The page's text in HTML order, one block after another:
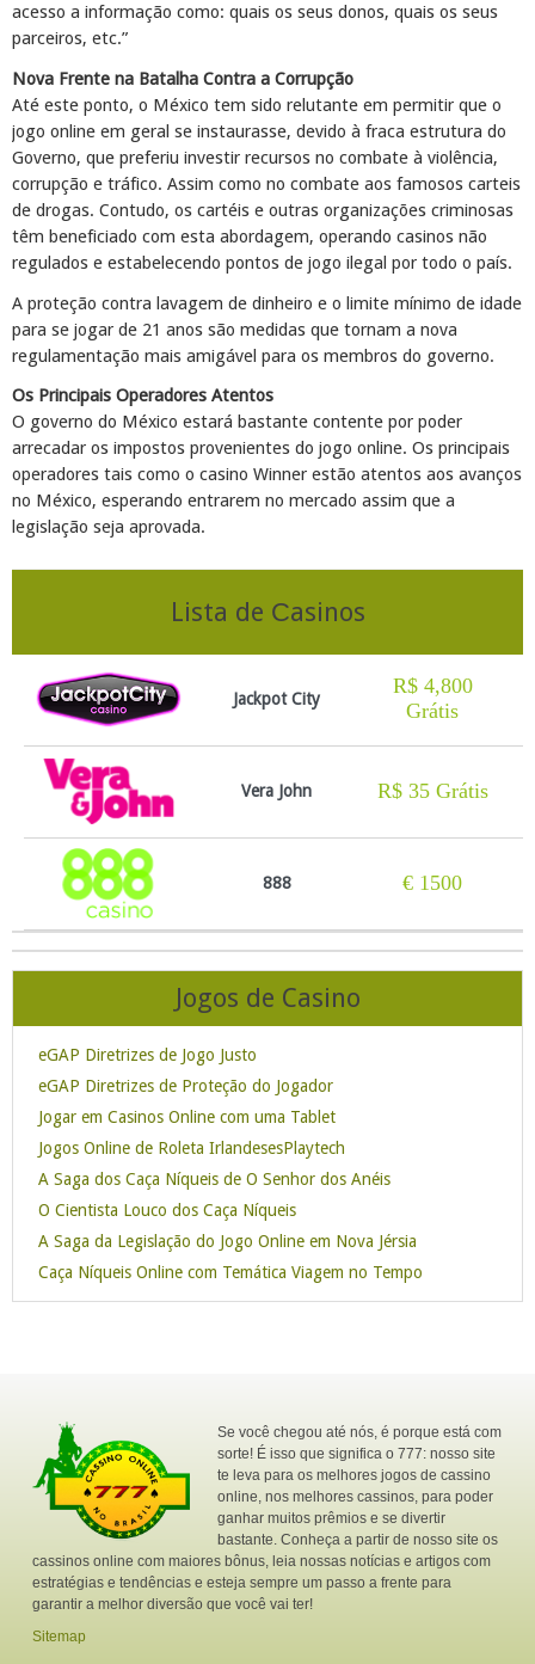
acesso a informação como: quais os seus donos, quais os seus
parceiros, etc.”
Nova Frente na Batalha Contra a Corrupção
Até este ponto, o México tem sido relutante em permitir que o
jogo online em geral se instaurasse, devido à fraca estrutura do
Governo, que preferiu investir recursos no combate à violência,
corrupção e tráfico. Assim como no combate aos famosos carteis
de drogas. Contudo, os cartéis e outras organizações criminosas
têm beneficiado com esta abordagem, operando casinos não
regulados e estabelecendo pontos de jogo ilegal por todo o país.
A proteção contra lavagem de dinheiro e o limite mínimo de idade
para se jogar de 21 anos são medidas que tornam a nova
regulamentação mais amigável para os membros do governo.
Os Principais Operadores Atentos
O governo do México estará bastante contente por poder
arrecadar os impostos provenientes do jogo online. Os principais
operadores tais como o casino Winner estão atentos aos avanços
no México, esperando entrarem no mercado assim que a
legislação seja aprovada.
Lista de Сasinos
Royal Panda R$ 100
Ruby Fortune R$ 750
€ 300
Royal Vegas
Jackpot City
R$ 4,800
Grátis
Vera John R$ 35 Grátis
888 € 1500
Euro Palace R$ 500
Spin Palace
Bovada
Casino - X € 240
Ruby Fortune R$ 750
Joy Casino € 300
Jogos de Casino
eGAP Diretrizes de Jogo Justo
eGAP Diretrizes de Proteção do Jogador
Jogar em Casinos Online com uma Tablet
Jogos Online de Roleta IrlandesesPlaytech
A Saga dos Caça Níqueis de O Senhor dos Anéis
O Cientista Louco dos Caça Níqueis
A Saga da Legislação do Jogo Online em Nova Jérsia
Caça Níqueis Online com Temática Viagem no Tempo
Se você chegou até nós, é porque está com
sorte! É isso que significa o 777: nosso site
te leva para os melhores jogos de cassino
online, nos melhores cassinos, para poder
ganhar muitos prêmios e se divertir
bastante. Conheça a partir de nosso site os
cassinos online com maiores bônus, leia nossas notícias e artigos com
estratégias e tendências e esteja sempre um passo a frente para
garantir a melhor diversão que você vai ter!
Sitemap